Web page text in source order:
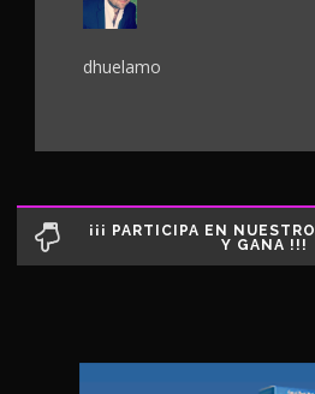
dhuelamo
¡¡¡ PARTICIPA EN
Y GANA !!!